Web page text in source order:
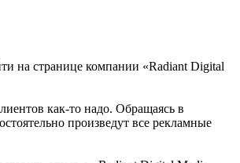
на странице компании «Radiant Digital
как-то надо. Обращаясь в
произведут все рекламные